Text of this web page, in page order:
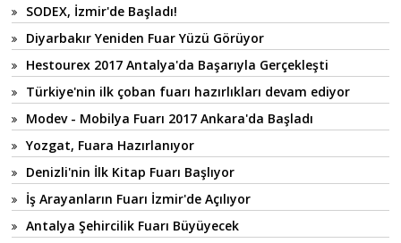
SODEX, İzmir'de Başladı!
Diyarbakır Yeniden Fuar Yüzü Görüyor
Hestourex 2017 Antalya'da Başarıyla Gerçekleşti
Türkiye'nin ilk çoban fuarı hazırlıkları devam ediyor
Modev - Mobilya Fuarı 2017 Ankara'da Başladı
Yozgat, Fuara Hazırlanıyor
Denizli'nin İlk Kitap Fuarı Başlıyor
İş Arayanların Fuarı İzmir'de Açılıyor
Antalya Şehircilik Fuarı Büyüyecek